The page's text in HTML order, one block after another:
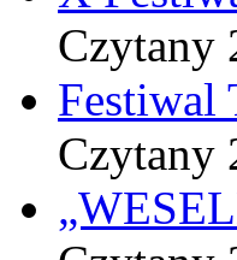
Czytany
Festiwal
Czytany